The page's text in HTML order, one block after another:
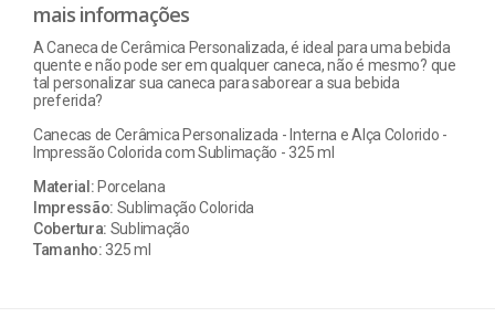
mais informações
A Caneca de Cerâmica Personalizada, é ideal para uma bebida
quente e não pode ser em qualquer caneca, não é mesmo? que
tal personalizar sua caneca para saborear a sua bebida
preferida?
Canecas de Cerâmica Personalizada - Interna e Alça Colorido -
Impressão Colorida com Sublimação - 325 ml
Material: Porcelana
Impressão: Sublimação Colorida
Cobertura: Sublimação
Tamanho: 325 ml